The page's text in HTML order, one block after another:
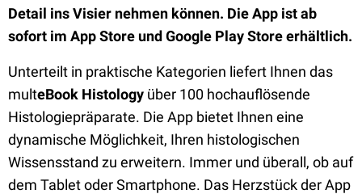
Detail ins Visier nehmen können. Die App ist ab
sofort im App Store und Google Play Store erhältlich.
Unterteilt in praktische Kategorien liefert Ihnen das
multeBook Histology über 100 hochauflösende
Histologiepräparate. Die App bietet Ihnen eine
dynamische Möglichkeit, Ihren histologischen
Wissensstand zu erweitern. Immer und überall, ob auf
dem Tablet oder Smartphone. Das Herzstück der App